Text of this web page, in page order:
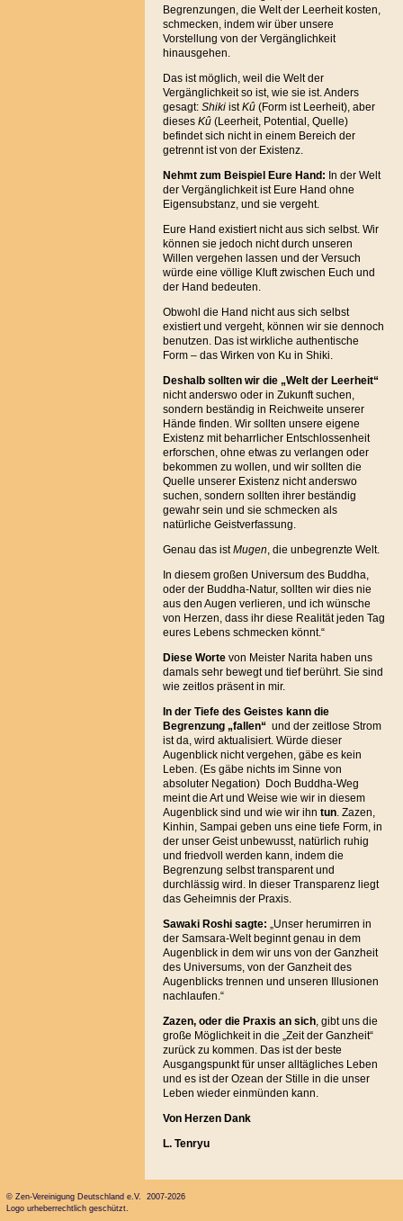
Begrenzungen, die Welt der Leerheit kosten,
schmecken, indem wir über unsere
Vorstellung von der Vergänglichkeit
hinausgehen.
Das ist möglich, weil die Welt der
Vergänglichkeit so ist, wie sie ist. Anders
gesagt: ShikiistKû(Form ist Leerheit), aber
dieses Kû(Leerheit, Potential, Quelle)
befindet sich nicht in einem Bereich der
getrennt ist von der Existenz.
Nehmt zum Beispiel Eure Hand: In der Welt
der Vergänglichkeit ist Eure Hand ohne
Eigensubstanz, und sie vergeht.
Eure Hand existiert nicht aus sich selbst. Wir
können sie jedoch nicht durch unseren
Willen vergehen lassen und der Versuch
würde eine völlige Kluft zwischen Euch und
der Hand bedeuten.
Obwohl die Hand nicht aus sich selbst
existiert und vergeht, können wir sie dennoch
benutzen. Das ist wirkliche authentische
Form – das Wirken von Ku in Shiki.
Deshalb sollten wir die „Welt der Leerheit“
nicht anderswo oder in Zukunft suchen,
sondern beständig in Reichweite unserer
Hände finden. Wir sollten unsere eigene
Existenz mit beharrlicher Entschlossenheit
erforschen, ohne etwas zu verlangen oder
bekommen zu wollen, und wir sollten die
Quelle unserer Existenz nicht anderswo
suchen, sondern sollten ihrer beständig
gewahr sein und sie schmecken als
natürliche Geistverfassung.
Genau das istMugen, die unbegrenzte Welt.
In diesem großen Universum des Buddha,
oder der Buddha-Natur, sollten wir dies nie
aus den Augen verlieren, und ich wünsche
von Herzen, dass ihr diese Realität jeden Tag
eures Lebens schmecken könnt.“
Diese Wortevon Meister Narita haben uns
damals sehr bewegt und tief berührt. Sie sind
wie zeitlos präsent in mir.
In der Tiefe des Geistes kann die
Begrenzung „fallen“ und der zeitlose Strom
ist da, wird aktualisiert. Würde dieser
Augenblick nicht vergehen, gäbe es kein
Leben. (Es gäbe nichts im Sinne von
absoluter Negation) Doch Buddha-Weg
meint die Art und Weise wie wir in diesem
Augenblick sind und wie wir ihn tun. Zazen,
Kinhin, Sampai geben uns eine tiefe Form, in
der unser Geist unbewusst, natürlich ruhig
und friedvoll werden kann, indem die
Begrenzung selbst transparent und
durchlässig wird. In dieser Transparenz liegt
das Geheimnis der Praxis.
Sawaki Roshi sagte: „Unser herumirren in
der Samsara-Welt beginnt genau in dem
Augenblick in dem wir uns von der Ganzheit
des Universums, von der Ganzheit des
Augenblicks trennen und unseren Illusionen
nachlaufen.“
Zazen, oder die Praxis an sich, gibt uns die
große Möglichkeit in die „Zeit der Ganzheit“
zurück zu kommen. Das ist der beste
Ausgangspunkt für unser alltägliches Leben
und es ist der Ozean der Stille in die unser
Leben wieder einmünden kann.
Von Herzen Dank
L. Tenryu
© Zen-Vereinigung Deutschland e.V. 2007-2026
Logo urheberrechtlich geschützt.